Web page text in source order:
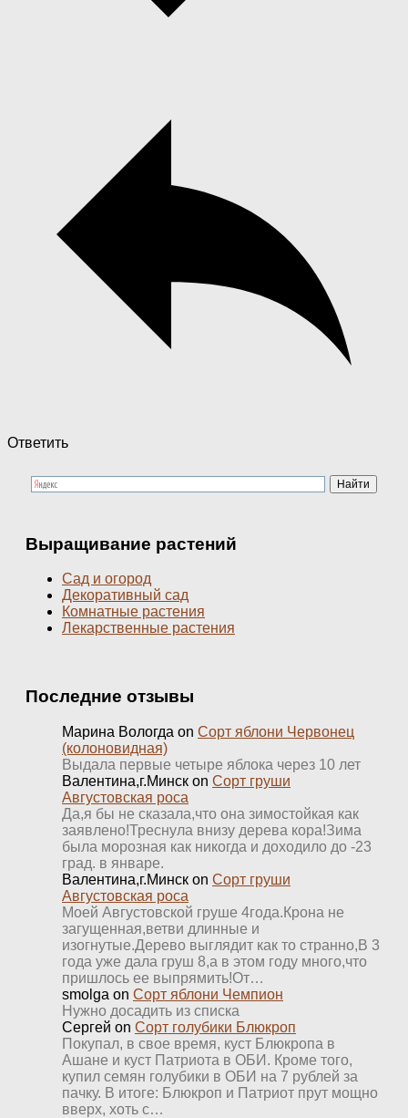
Ответить
Выращивание растений
Сад и огород
Декоративный сад
Комнатные растения
Лекарственные растения
Последние отзывы
Марина Вологда on Сорт яблони Червонец
(колоновидная)
Выдала первые четыре яблока через 10 лет
Валентина,г.Минск on Сорт груши
Августовская роса
Да,я бы не сказала,что она зимостойкая как
заявлено!Треснула внизу дерева кора!Зима
была морозная как никогда и доходило до -23
град. в январе.
Валентина,г.Минск on Сорт груши
Августовская роса
Моей Августовской груше 4года.Крона не
загущенная,ветви длинные и
изогнутые.Дерево выглядит как то странно,В 3
года уже дала груш 8,а в этом году много,что
пришлось ее выпрямить!От…
smolga on Сорт яблони Чемпион
Нужно досадить из списка
Сергей on Сорт голубики Блюкроп
Покупал, в свое время, куст Блюкропа в
Ашане и куст Патриота в ОБИ. Кроме того,
купил семян голубики в ОБИ на 7 рублей за
пачку. В итоге: Блюкроп и Патриот прут мощно
вверх, хоть с…